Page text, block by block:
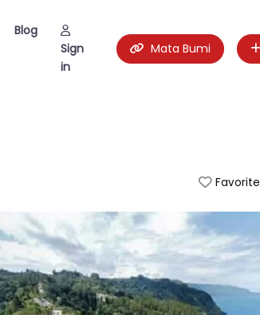
Blog
Sign
in
Mata Bumi
Favorite